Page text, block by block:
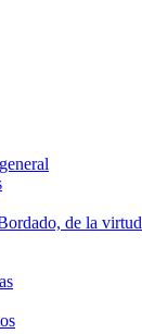
de la virtud